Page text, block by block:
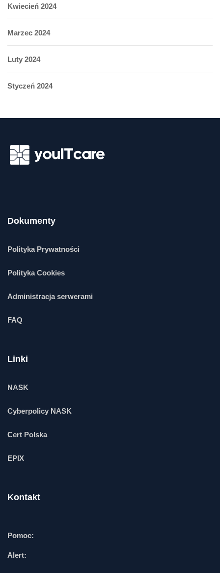
Kwiecień 2024
Marzec 2024
Luty 2024
Styczeń 2024
Dokumenty
Polityka Prywatności
Polityka Cookies
Administracja serwerami
FAQ
Linki
NASK
Cyberpolicy NASK
Cert Polska
EPIX
Kontakt
Pomoc:
Alert: